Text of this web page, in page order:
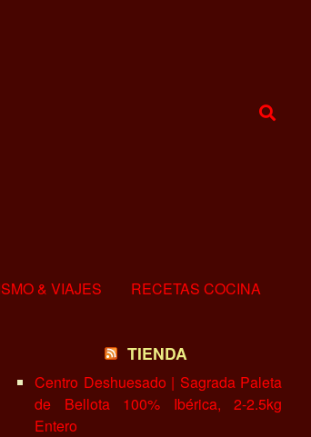
& VIAJES RECETAS COCINA
TIENDA
Centro Deshuesado | Sagrada Paleta
de Bellota 100% Ibérica, 2-2.5kg
Entero